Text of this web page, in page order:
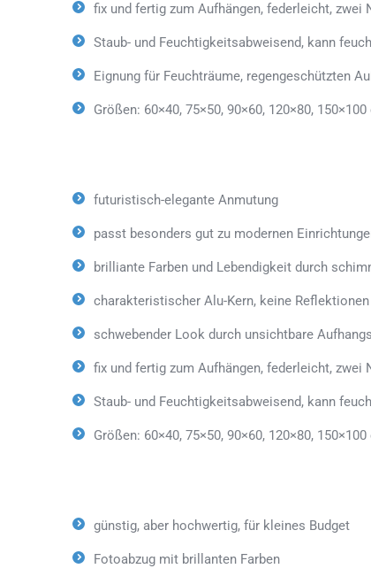
fix und fertig zum Aufhängen, federleicht, zwei
Staub- und Feuchtigkeitsabweisend, kann
Eignung für Feuchträume, regengeschützten
Größen: 60×40, 75×50, 90×60, 120×80, 150×100
futuristisch-elegante Anmutung
passt besonders gut zu modernen
brilliante Farben und Lebendigkeit durch
charakteristischer Alu-Kern, keine
schwebender Look durch unsichtbare
fix und fertig zum Aufhängen, federleicht, zwei
Staub- und Feuchtigkeitsabweisend, kann
Größen: 60×40, 75×50, 90×60, 120×80, 150×100
günstig, aber hochwertig, für kleines Budget
Fotoabzug mit brillanten Farben